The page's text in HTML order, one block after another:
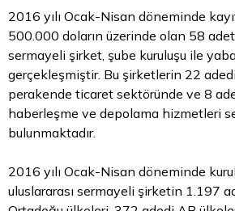
2016 yılı Ocak-Nisan döneminde
500.000 doların üzerinde olan 58 adet
sermayeli şirket, şube kuruluşu ile
gerçekleşmiştir. Bu şirketlerin 22
perakende ticaret sektöründe ve 8
haberleşme ve depolama hizmetleri
bulunmaktadır.
2016 yılı Ocak-Nisan döneminde
uluslararası sermayeli şirketin 1.197